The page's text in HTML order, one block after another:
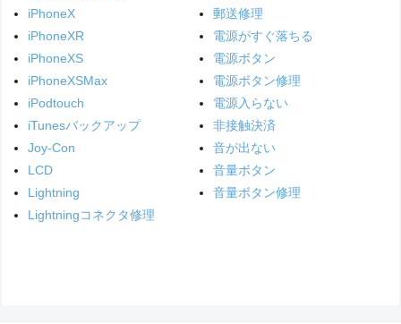
iPhoneX
iPhoneXR
iPhoneXS
iPhoneXSMax
iPodtouch
iTunesバックアップ
Joy-Con
LCD
Lightning
Lightningコネクタ修理
郵送修理
電源がすぐ落ちる
電源ボタン
電源ボタン修理
電源入らない
非接触決済
音が出ない
音量ボタン
音量ボタン修理